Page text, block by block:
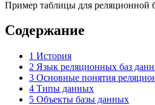
Пример таблицы для реляционной
Содержание
1 История
2 Язык реляционных баз
3 Основные понятия
4 Типы данных
5 Объекты базы данных